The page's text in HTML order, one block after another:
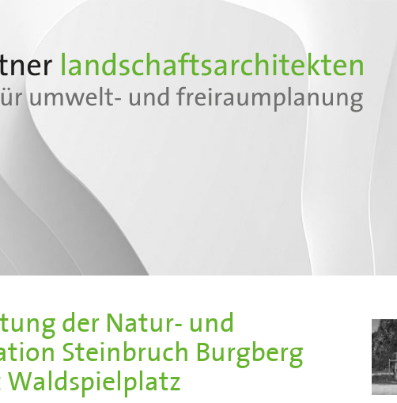
der Natur- und
Steinbruch Burgberg
Waldspielplatz